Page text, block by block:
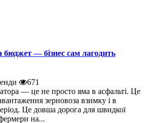
бюджет — бізнес сам лагодить
671
— це не просто яма в асфальті. Це
зерновоза взимку і в
Це довша дорога для швидкої
на...